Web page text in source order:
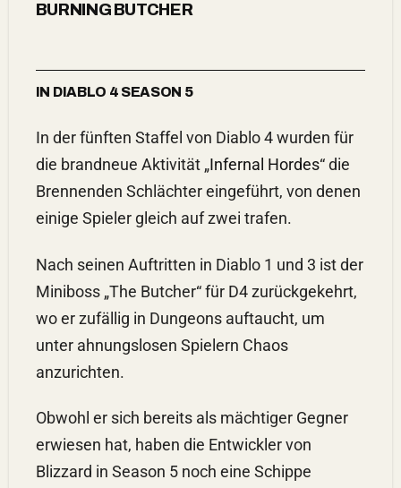
BURNING BUTCHER
IN DIABLO 4 SEASON 5
In der fünften Staffel von Diablo 4 wurden für
die brandneue Aktivität „Infernal Hordes“ die
Brennenden Schlächter eingeführt, von denen
einige Spieler gleich auf zwei trafen.
Nach seinen Auftritten in Diablo 1 und 3 ist der
Miniboss „The Butcher“ für D4 zurückgekehrt,
wo er zufällig in Dungeons auftaucht, um
unter ahnungslosen Spielern Chaos
anzurichten.
Obwohl er sich bereits als mächtiger Gegner
erwiesen hat, haben die Entwickler von
Blizzard in Season 5 noch eine Schippe